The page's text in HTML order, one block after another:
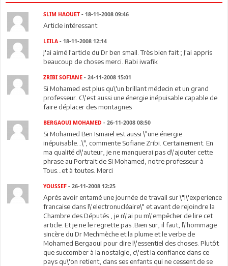
SLIM HAOUET - 18-11-2008 09:46
Article intéressant
LEILA - 18-11-2008 12:14
J'ai aimé l'article du Dr ben smail. Très bien fait ; J'ai appris
beaucoup de choses merci. Rabi iwafik
ZRIBI SOFIANE - 24-11-2008 15:01
Si Mohamed est plus qu\'un brillant médecin et un grand
professeur. C\'est aussi une énergie inépuisable capable de
faire déplacer des montagnes
BERGAOUI MOHAMED - 26-11-2008 08:50
Si Mohamed Ben Ismaiel est aussi \"une énergie
inépuisable...\", commente Sofiane Zribi. Certainement. En
ma qualité d\'auteur, je ne manquerai pas d\'ajouter cette
phrase au Portrait de Si Mohamed, notre professeur à
Tous...et à toutes. Merci
YOUSSEF - 26-11-2008 12:25
Aprés avoir entamé une journée de travail sur \"l\'experience
francaise dans l\'electronucléaire\" et avant de rejoindre la
Chambre des Députés , je n\'ai pu m\'empêcher de lire cet
article. Et je ne le regrette pas .Bien sur, il faut, l\'hommage
sincère du Dr Mechmèche et la plume et le verbe de
Mohamed Bergaoui pour dire l\'essentiel des choses. Plutôt
que succomber à la nostalgie, c\'est la confiance dans ce
pays qu\'on retient, dans ses enfants qui ne cessent de se